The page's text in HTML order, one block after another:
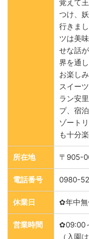
覚えて
つけ、
行きま
ツは美
せな話
界を通
お楽し
スイー
ラン安
プ、宿
ゾート
も十分
所在地 〒905-
電話番号 0980-
休業日 ✿年中
営業時間
✿09:00
（入園